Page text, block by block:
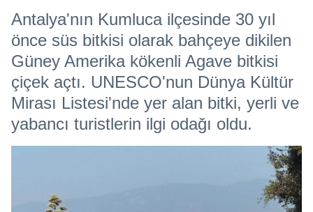
Antalya'nın Kumluca ilçesinde 30 yıl
önce süs bitkisi olarak bahçeye dikilen
Güney Amerika kökenli Agave bitkisi
çiçek açtı. UNESCO'nun Dünya Kültür
Mirası Listesi'nde yer alan bitki, yerli ve
yabancı turistlerin ilgi odağı oldu.